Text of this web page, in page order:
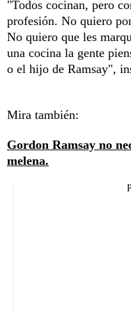
"Todos cocinan, pero
profesión. No quiero
No quiero que les
una cocina la gente
o el hijo de Ramsay",
Mira también:
Gordon Ramsay no
melena.